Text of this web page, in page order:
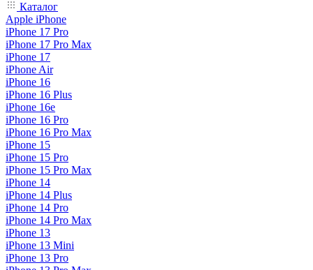
Каталог
Apple iPhone
iPhone 17 Pro
iPhone 17 Pro Max
iPhone 17
iPhone Air
iPhone 16
iPhone 16 Plus
iPhone 16e
iPhone 16 Pro
iPhone 16 Pro Max
iPhone 15
iPhone 15 Pro
iPhone 15 Pro Max
iPhone 14
iPhone 14 Plus
iPhone 14 Pro
iPhone 14 Pro Max
iPhone 13
iPhone 13 Mini
iPhone 13 Pro